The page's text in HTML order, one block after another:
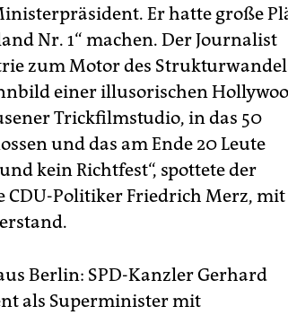
Er hatte große
Nr. 1“ machen. Der Journalist
zum Motor des
einer illusorischen
Trickfilmstudio, in das 50
und das am Ende 20 Leute
kein Richtfest“, spottete der
CDU-Politiker Friedrich Merz,
Berlin: SPD-Kanzler Gerhard
als Superminister mit